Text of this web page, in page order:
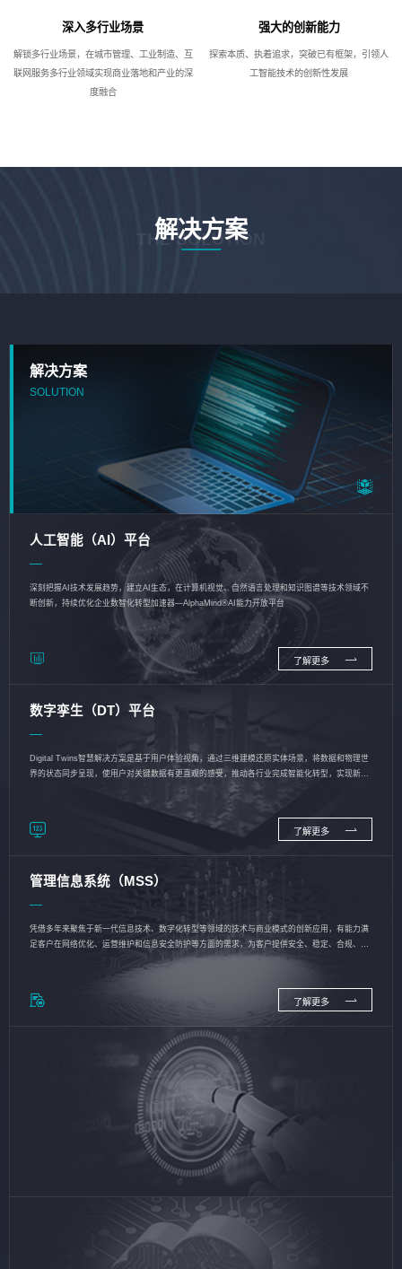
深入多行业场景
解锁多行业场景，在城市管理、工业制造、互
联网服务多行业领域实现商业落地和产业的深
度融合
强大的创新能力
探索本质、执着追求，突破已有框架，引领人
工智能技术的创新性发展
解决方案
THE SOLUTION
解决方案
SOLUTION
人工智能（AI）平台
深刻把握AI技术发展趋势，建立AI生态，在计算机视觉、自然语言处理和知识图谱等技术领域不
断创新，持续优化企业数智化转型加速器—AlphaMind®AI能力开放平台
了解更多
数字孪生（DT）平台
Digital Twins智慧解决方案是基于用户体验视角，通过三维建模还原实体场景，将数据和物理世
界的状态同步呈现，使用户对关键数据有更直观的感受，推动各行业完成智能化转型，实现新旧
了解更多
管理信息系统（MSS）
凭借多年来聚焦于新一代信息技术、数字化转型等领域的技术与商业模式的创新应用，有能力满
足客户在网络优化、运营维护和信息安全防护等方面的需求，为客户提供安全、稳定、合规、持
了解更多